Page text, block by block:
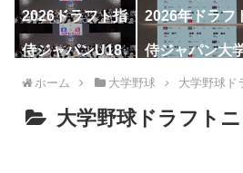
2026ドラフト指
名予想
2026年ドラフ
候補
侍ジャパンU18
代表
侍ジャパン大
代表
ホーム 大学野球 大学野球ド
大学野球ドラフト